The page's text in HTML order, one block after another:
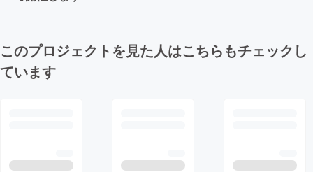
このプロジェクトを見た人はこちらもチェックし
ています